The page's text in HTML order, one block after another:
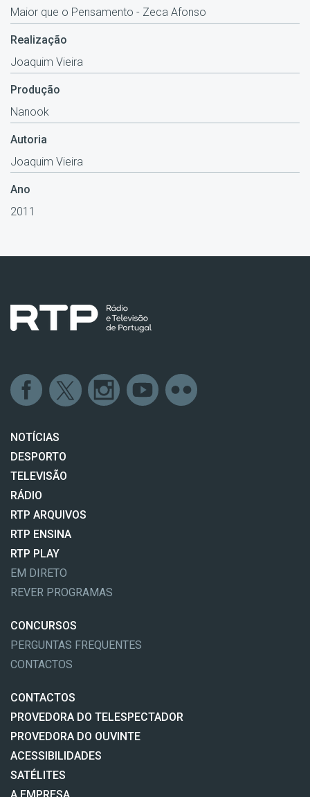
Maior que o Pensamento - Zeca Afonso
Realização
Joaquim Vieira
Produção
Nanook
Autoria
Joaquim Vieira
Ano
2011
NOTÍCIAS
DESPORTO
TELEVISÃO
RÁDIO
RTP ARQUIVOS
RTP ENSINA
RTP PLAY
EM DIRETO
REVER PROGRAMAS
CONCURSOS
PERGUNTAS FREQUENTES
CONTACTOS
CONTACTOS
PROVEDORA DO TELESPECTADOR
PROVEDORA DO OUVINTE
ACESSIBILIDADES
SATÉLITES
A EMPRESA